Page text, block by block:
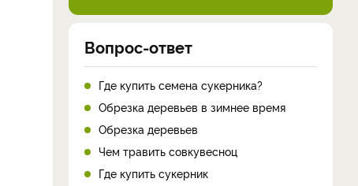
Вопрос-ответ
Где купить семена сукерника?
Обрезка деревьев в зимнее время
Обрезка деревьев
Чем травить совкувесноц
Где купить сукерник